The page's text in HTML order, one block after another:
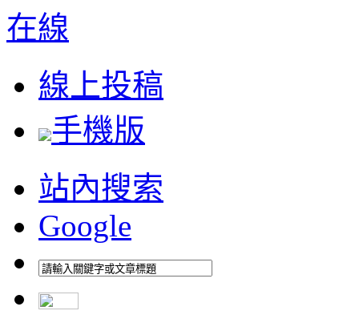
線上投稿
手機版
站內搜索
Google